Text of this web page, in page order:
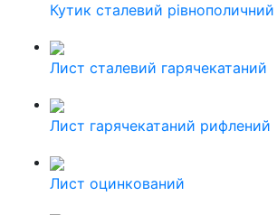
Кутик сталевий рівнополичний
Лист сталевий гарячекатаний
Лист гарячекатаний рифлений
Лист оцинкований